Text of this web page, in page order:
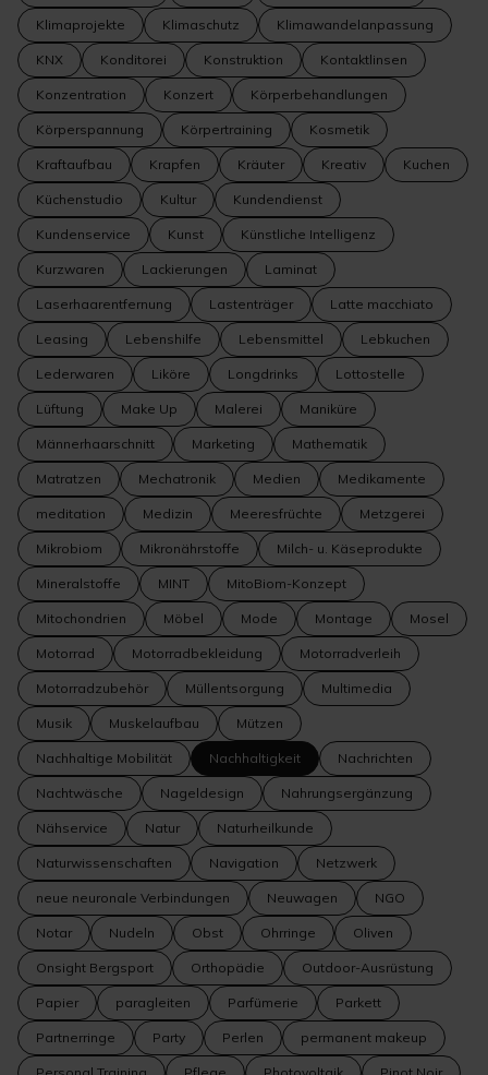
Klimaprojekte Klimaschutz Klimawandelanpassung
KNX Konditorei Konstruktion Kontaktlinsen
Konzentration Konzert Körperbehandlungen
Körperspannung Körpertraining Kosmetik
Kraftaufbau Krapfen Kräuter Kreativ Kuchen
Küchenstudio Kultur Kundendienst
Kundenservice Kunst Künstliche Intelligenz
Kurzwaren Lackierungen Laminat
Laserhaarentfernung Lastenträger Latte macchiato
Leasing Lebenshilfe Lebensmittel Lebkuchen
Lederwaren Liköre Longdrinks Lottostelle
Lüftung Make Up Malerei Maniküre
Männerhaarschnitt Marketing Mathematik
Matratzen Mechatronik Medien Medikamente
meditation Medizin Meeresfrüchte Metzgerei
Mikrobiom Mikronährstoffe Milch- u. Käseprodukte
Mineralstoffe MINT MitoBiom-Konzept
Mitochondrien Möbel Mode Montage Mosel
Motorrad Motorradbekleidung Motorradverleih
Motorradzubehör Müllentsorgung Multimedia
Musik Muskelaufbau Mützen
Nachhaltige Mobilität Nachhaltigkeit Nachrichten
Nachtwäsche Nageldesign Nahrungsergänzung
Nähservice Natur Naturheilkunde
Naturwissenschaften Navigation Netzwerk
neue neuronale Verbindungen Neuwagen NGO
Notar Nudeln Obst Ohrringe Oliven
Onsight Bergsport Orthopädie Outdoor-Ausrüstung
Papier paragleiten Parfümerie Parkett
Partnerringe Party Perlen permanent makeup